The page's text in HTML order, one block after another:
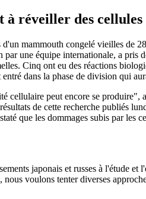
à réveiller des
mammouth congelé vieilles de
par une équipe internationale, a
Cinq ont eu des réactions
dans la phase de division qui
cellulaire peut encore se
de cette recherche publiés
que les dommages subis par
japonais et russes à l'étude
voulons tenter diverses